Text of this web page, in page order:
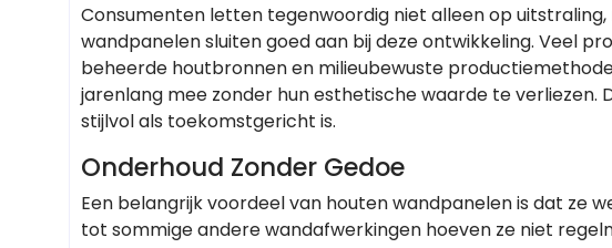
Consumenten letten tegenwoordig niet alleen op
wandpanelen sluiten goed aan bij deze ontwikkeling. Veel
beheerde houtbronnen en milieubewuste
jarenlang mee zonder hun esthetische waarde te verliezen.
stijlvol als toekomstgericht is.
Onderhoud Zonder Gedoe
Een belangrijk voordeel van houten wandpanelen is dat ze
tot sommige andere wandafwerkingen hoeven ze niet